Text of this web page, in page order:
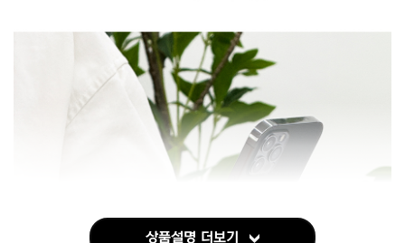
상품설명 더보기